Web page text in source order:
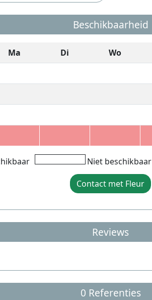
Beschikbaarheid
Ma Di Wo
Niet beschikbaar
Contact met Fleur
Reviews
0 Referenties